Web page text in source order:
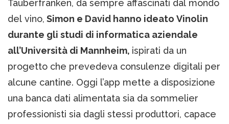
Tauberfranken, da sempre affascinati dal mondo
del vino, Simon e David hanno ideato Vinolin
durante gli studi di informatica aziendale
all’Università di Mannheim, ispirati da un
progetto che prevedeva consulenze digitali per
alcune cantine. Oggi l’app mette a disposizione
una banca dati alimentata sia da sommelier
professionisti sia dagli stessi produttori, capace